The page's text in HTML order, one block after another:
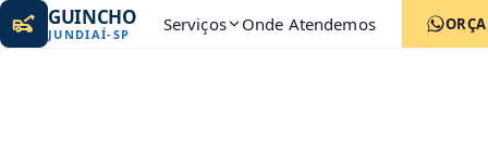
GUINCHO
JUNDIAÍ-SP Serviços Onde Atendemos